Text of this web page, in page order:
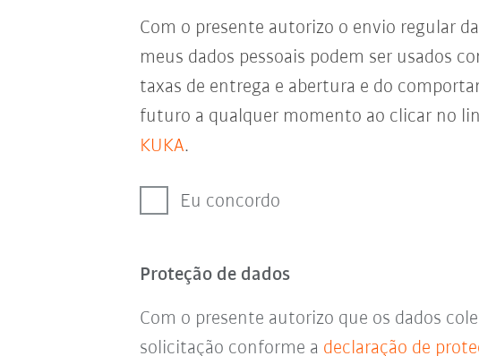
Com o presente autorizo o envio regular
meus dados pessoais podem ser usados
taxas de entrega e abertura e do
futuro a qualquer momento ao clicar no
KUKA.
Eu concordo
Proteção de dados
Com o presente autorizo que os dados
solicitação conforme a declaração de